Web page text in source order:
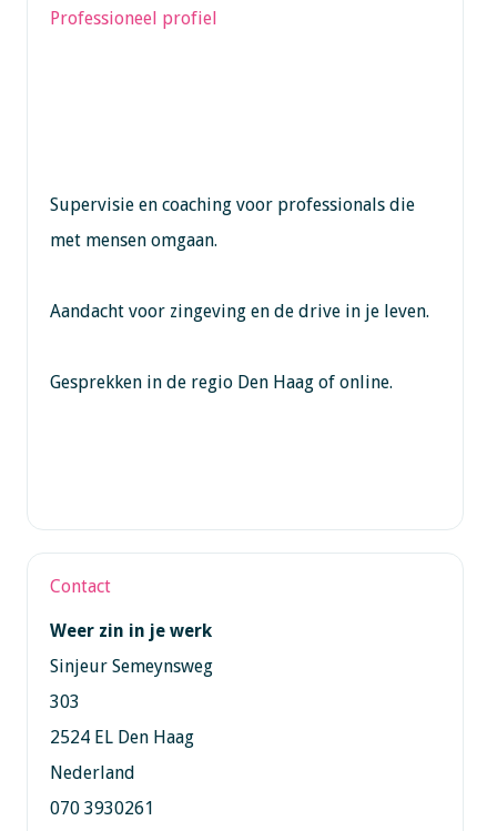
Professioneel profiel
Supervisie en coaching voor professionals die
met mensen omgaan.
Aandacht voor zingeving en de drive in je leven.
Gesprekken in de regio Den Haag of online.
Contact
Weer zin in je werk
Sinjeur Semeynsweg
303
2524 EL Den Haag
Nederland
070 3930261